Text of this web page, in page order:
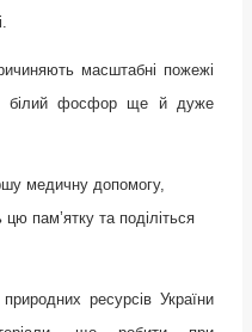
масштабні пожежі
білий фосфор ще й дуже
медичну допомогу,
цю пам’ятку та поділіться
ресурсів України